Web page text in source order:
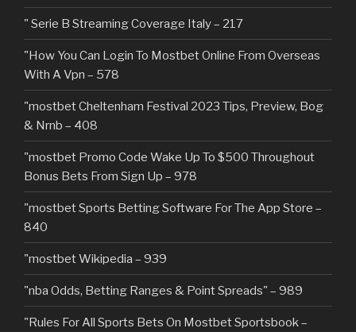
"️ Serie B Streaming Coverage Italy – 217
"How You Can Login To Mostbet Online From Overseas
With A Vpn – 578
"mostbet Cheltenham Festival 2023 Tips, Preview, Bog
& Nrnb – 408
"mostbet Promo Code Wake Up To $500 Throughout
Bonus Bets From Sign Up – 978
"‎mostbet Sports Betting Software For The App Store –
840
"mostbet Wikipedia – 939
"nba Odds, Betting Ranges & Point Spreads" – 989
"Rules For All Sports Bets On Mostbet Sportsbook –